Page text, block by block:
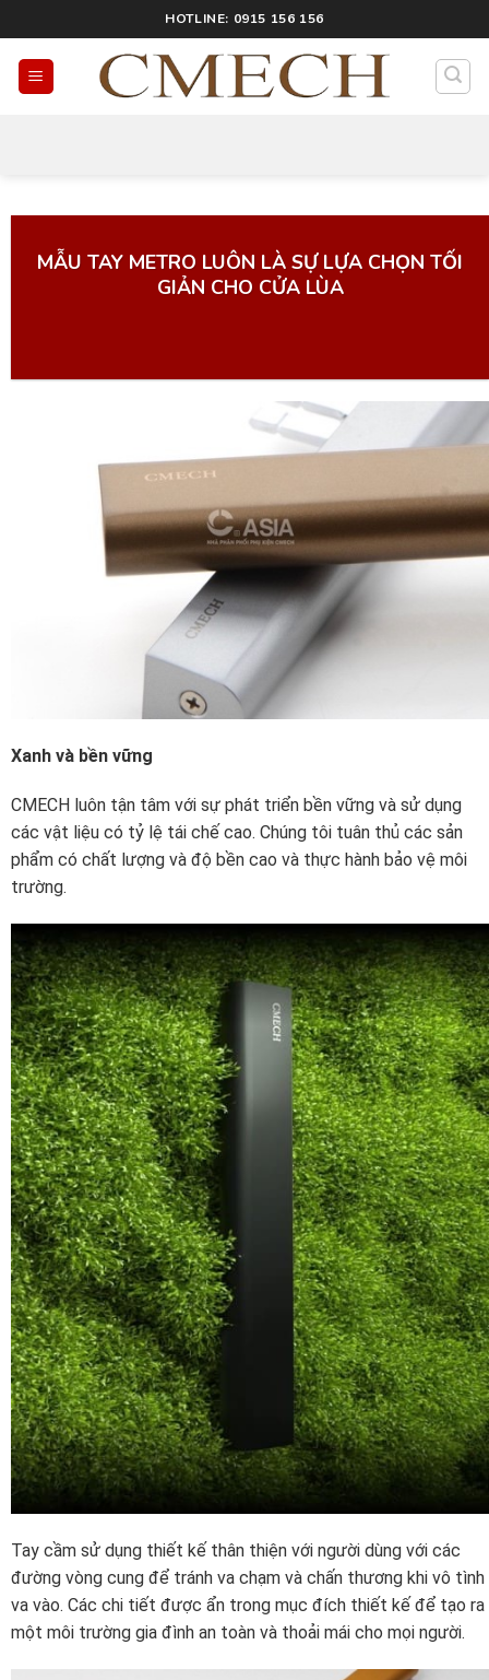
HOTLINE: 0915 156 156
MẪU TAY METRO LUÔN LÀ SỰ LỰA CHỌN TỐI
GIẢN CHO CỬA LÙA
Xanh và bền vững
CMECH luôn tận tâm với sự phát triển bền vững và sử dụng
các vật liệu có tỷ lệ tái chế cao. Chúng tôi tuân thủ các sản
phẩm có chất lượng và độ bền cao và thực hành bảo vệ môi
trường.
Tay cầm sử dụng thiết kế thân thiện với người dùng với các
đường vòng cung để tránh va chạm và chấn thương khi vô tình
va vào. Các chi tiết được ẩn trong mục đích thiết kế để tạo ra
một môi trường gia đình an toàn và thoải mái cho mọi người.